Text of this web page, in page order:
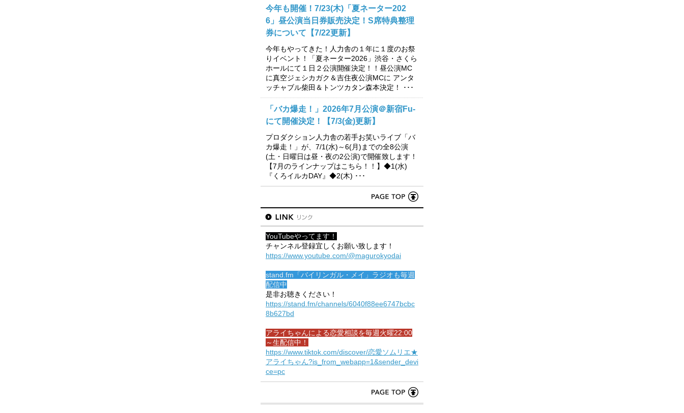
今年も開催！7/23(木)「夏ネーター202
6」昼公演当日券販売決定！S席特典整理
券について【7/22更新】
今年もやってきた！人力舎の１年に１度のお祭
りイベント！「夏ネーター2026」渋谷・さくら
ホールにて１日２公演開催決定！！昼公演MC
に真空ジェシカガク＆吉住夜公演MCに アンタ
ッチャブル柴田＆トンツカタン森本決定！ ･･･
「バカ爆走！」2026年7月公演＠新宿Fu-
にて開催決定！【7/3(金)更新】
プロダクション人力舎の若手お笑いライブ「バ
カ爆走！」が、7/1(水)～6(月)までの全8公演
(土・日曜日は昼・夜の2公演)で開催致します！
【7月のラインナップはこちら！！】◆1(水)
『くろイルカDAY』◆2(木) ･･･
YouTubeやってます！
チャンネル登録宜しくお願い致します！
https://www.youtube.com/@magurokyodai
stand.fm「バイリンガル・メイ」ラジオも毎週
配信中
是非お聴きください！
https://stand.fm/channels/6040f88ee6747bcbc
8b627bd
アライちゃんによる恋愛相談を毎週火曜22:00
～生配信中！
https://www.tiktok.com/discover/恋愛ソムリエ★
アライちゃん?is_from_webapp=1&sender_devi
ce=pc